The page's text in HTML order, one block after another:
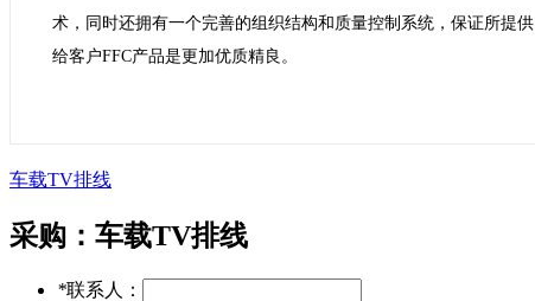
术，同时还拥有一个完善的组织结构和质量控制系统，保证所提供
给客户FFC产品是更加优质精良。
车载TV排线
采购： 车载TV排线
*联系人：